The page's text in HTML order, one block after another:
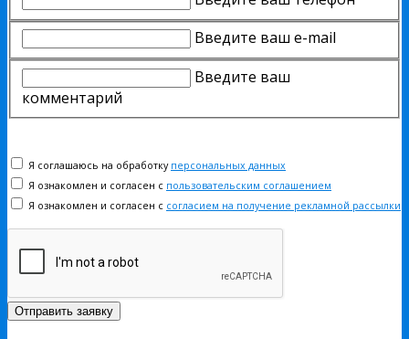
Введите ваш e-mail
Введите ваш
комментарий
Я соглашаюсь на обработку персональных данных
Я ознакомлен и согласен с пользовательским соглашением
Я ознакомлен и согласен с согласием на получение рекламной рассылки